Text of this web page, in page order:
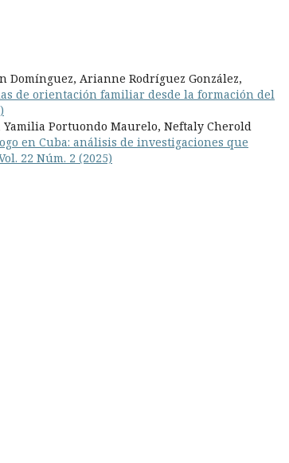
Domínguez, Arianne Rodríguez González,
de orientación familiar desde la formación del
Portuondo Maurelo, Neftaly Cherold
en Cuba: análisis de investigaciones que
22 Núm. 2 (2025)